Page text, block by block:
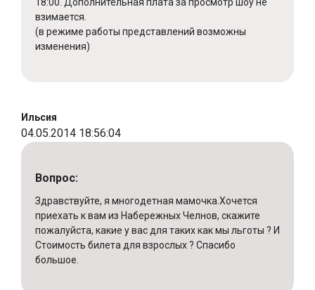
взимается.
(в режиме работы представлений возможны
изменения)
Ильсия
04.05.2014 18:56:04
Вопрос:
Здравствуйте, я многодетная мамочка.Хочется
приехать к вам из Набережных Челнов, скажите
пожалуйста, какие у вас для таких как мы льготы ? И
Стоимость билета для взрослых ? Спасибо
большое.